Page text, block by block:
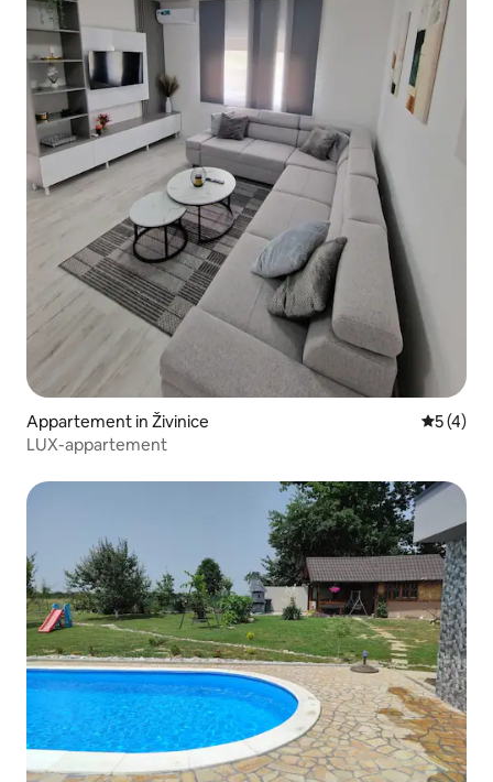
Appartement in Živinice
5 (4)
LUX-appartement